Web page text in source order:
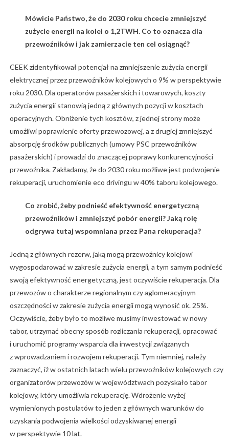
Mówicie Państwo, że do 2030 roku chcecie zmniejszyć
zużycie energii na kolei o 1,2TWH. Co to oznacza dla
przewoźników i jak zamierzacie ten cel osiągnąć?
CEEK zidentyfikował potencjał na zmniejszenie zużycia energii
elektrycznej przez przewoźników kolejowych o 9% w perspektywie
roku 2030. Dla operatorów pasażerskich i towarowych, koszty
zużycia energii stanowią jedną z głównych pozycji w kosztach
operacyjnych. Obniżenie tych kosztów, z jednej strony może
umożliwi poprawienie oferty przewozowej, a z drugiej zmniejszyć
absorpcję środków publicznych (umowy PSC przewoźników
pasażerskich) i prowadzi do znaczącej poprawy konkurencyjności
przewoźnika. Zakładamy, że do 2030 roku możliwe jest podwojenie
rekuperacji, uruchomienie eco drivingu w 40% taboru kolejowego.
Co zrobić, żeby podnieść efektywność energetyczną
przewoźników i zmniejszyć pobór energii? Jaką rolę
odgrywa tutaj wspomniana przez Pana rekuperacja?
Jedną z głównych rezerw, jaką mogą przewoźnicy kolejowi
wygospodarować w zakresie zużycia energii, a tym samym podnieść
swoją efektywność energetyczną, jest oczywiście rekuperacja. Dla
przewozów o charakterze regionalnym czy aglomeracyjnym
oszczędności w zakresie zużycia energii mogą wynosić ok. 25%.
Oczywiście, żeby było to możliwe musimy inwestować w nowy
tabor, utrzymać obecny sposób rozliczania rekuperacji, opracować
i uruchomić programy wsparcia dla inwestycji związanych
z wprowadzaniem i rozwojem rekuperacji. Tym niemniej, należy
zaznaczyć, iż w ostatnich latach wielu przewoźników kolejowych czy
organizatorów przewozów w województwach pozyskało tabor
kolejowy, który umożliwia rekuperację. Wdrożenie wyżej
wymienionych postulatów to jeden z głównych warunków do
uzyskania podwojenia wielkości odzyskiwanej energii
w perspektywie 10 lat.